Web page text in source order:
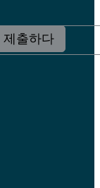
제출하다